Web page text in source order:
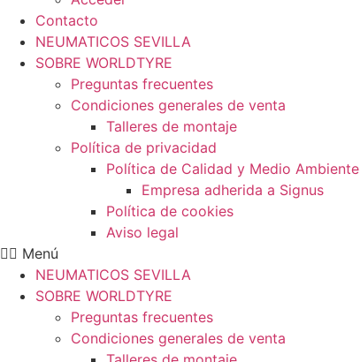
Contacto
NEUMATICOS SEVILLA
SOBRE WORLDTYRE
Preguntas frecuentes
Condiciones generales de venta
Talleres de montaje
Política de privacidad
Política de Calidad y Medio Ambiente
Empresa adherida a Signus
Política de cookies
Aviso legal
Menú
NEUMATICOS SEVILLA
SOBRE WORLDTYRE
Preguntas frecuentes
Condiciones generales de venta